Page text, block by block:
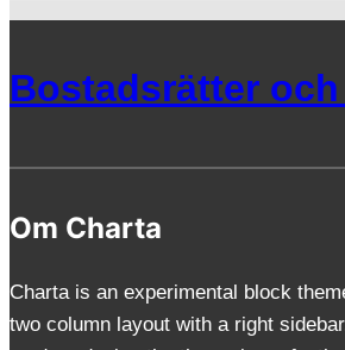
Bostadsrätter
Om Charta
Charta is an experimental block
two column layout with a right